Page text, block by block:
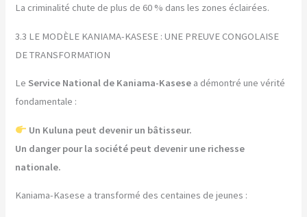
La criminalité chute de plus de 60 % dans les zones éclairées.
3.3 LE MODÈLE KANIAMA-KASESE : UNE PREUVE CONGOLAISE
DE TRANSFORMATION
Le Service National de Kaniama-Kasese a démontré une vérité
fondamentale :
Un Kuluna peut devenir un bâtisseur.
Un danger pour la société peut devenir une richesse
nationale.
Kaniama-Kasese a transformé des centaines de jeunes :